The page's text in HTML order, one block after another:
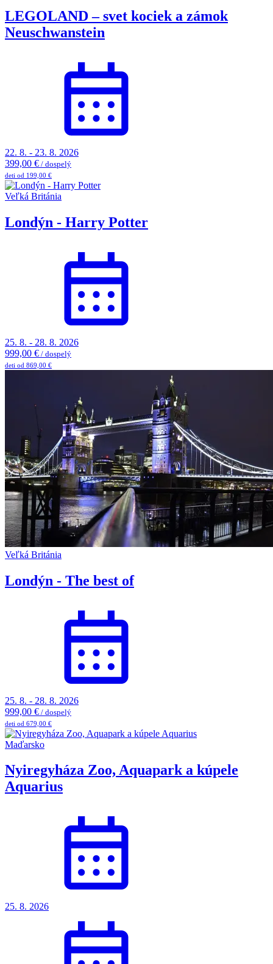
LEGOLAND – svet kociek a zámok
Neuschwanstein
22. 8. - 23. 8. 2026
399,00 € / dospelý
deti od 199,00 €
Veľká Británia
Londýn - Harry Potter
25. 8. - 28. 8. 2026
999,00 € / dospelý
deti od 869,00 €
Veľká Británia
Londýn - The best of
25. 8. - 28. 8. 2026
999,00 € / dospelý
deti od 679,00 €
Maďarsko
Nyiregyháza Zoo, Aquapark a kúpele
Aquarius
25. 8. 2026